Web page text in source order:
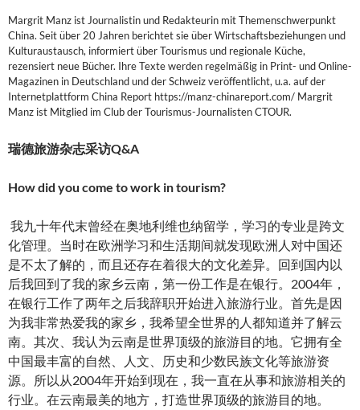
Margrit Manz ist Journalistin und Redakteurin mit Themenschwerpunkt
China. Seit über 20 Jahren berichtet sie über Wirtschaftsbeziehungen und
Kulturaustausch, informiert über Tourismus und regionale Küche,
rezensiert neue Bücher. Ihre Texte werden regelmäßig in Print- und Online-
Magazinen in Deutschland und der Schweiz veröffentlicht, u.a. auf der
Internetplattform China Report https://manz-chinareport.com/ Margrit
Manz ist Mitglied im Club der Tourismus-Journalisten CTOUR.
瑞德旅游杂志采访Q&A
How did you come to work in tourism?
我九十年代末曾经在奥地利维也纳留学，学习的专业是跨文
化管理。当时在欧洲学习和生活期间就发现欧洲人对中国还
是不太了解的，而且还存在着很大的文化差异。回到国内以
后我回到了我的家乡云南，第一份工作是在银行。2004年，
在银行工作了两年之后我辞职开始进入旅游行业。首先是因
为我非常热爱我的家乡，我希望全世界的人都知道并了解云
南。其次、我认为云南是世界顶级的旅游目的地。它拥有全
中国最丰富的自然、人文、历史和少数民族文化等旅游资
源。所以从2004年开始到现在，我一直在从事和旅游相关的
行业。在云南最美的地方，打造世界顶级的旅游目的地。